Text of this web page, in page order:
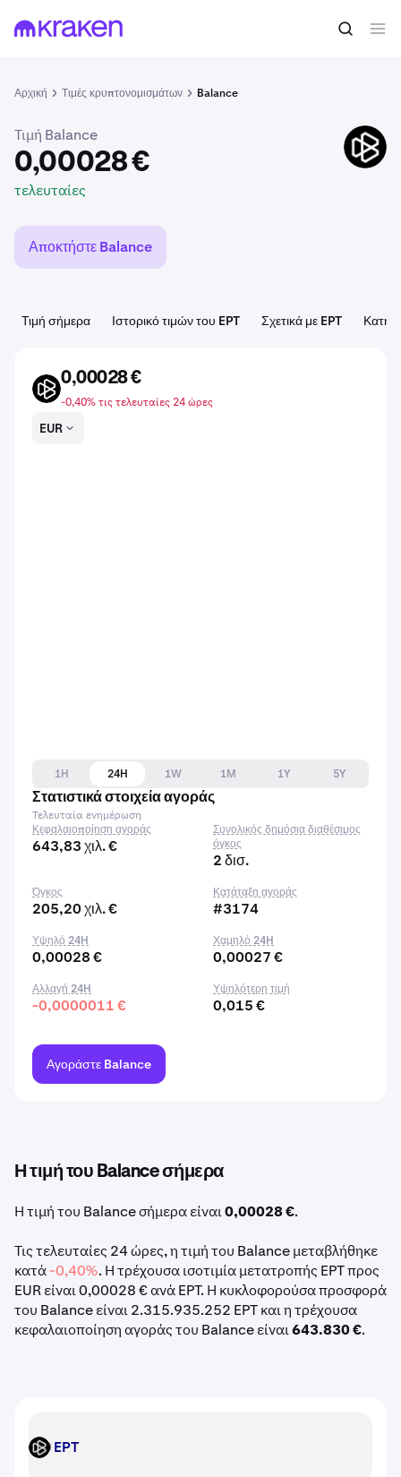
Αρχική Τιμές κρυπτονομισμάτων Balance
0,00028 € Αγορά EPT
Τιμή Balance
0,00028 €
τελευταίες
EPT
Αποκτήστε Balance
Τιμή σήμερα Ιστορικό τιμών του EPT Σχετικά με EPT
EPT
0,00028 €
-0,40% τις τελευταίες 24 ώρες
EUR
1H 24H 1W 1M 1Y
5Y
Στατιστικά στοιχεία αγοράς
Τελευταία ενημέρωση
Κεφαλαιοποίηση αγοράς
643,83 χιλ. €
Συνολικός δημόσια διαθέσιμος
όγκος
2 δισ.
Όγκος
205,20 χιλ. €
Κατάταξη αγοράς
#3174
Υψηλό 24H
0,00028 €
Χαμηλό 24H
0,00027 €
Αλλαγή 24H
-0,0000011 €
Υψηλότερη τιμή
0,015 €
Αγοράστε Balance
Η τιμή του Balance σήμερα
Η τιμή του Balance σήμερα είναι0,00028 €.
Τις τελευταίες 24 ώρες, η τιμή του Balance μεταβλήθηκε
κατά-0,40%. Η τρέχουσα ισοτιμία μετατροπής EPT προς
EUR είναι 0,00028 € ανά EPT. Η κυκλοφορούσα προσφορά
του Balance είναι 2.315.935.252 EPT και η τρέχουσα
κεφαλαιοποίηση αγοράς του Balance είναι643.830 €.
EPT EPT